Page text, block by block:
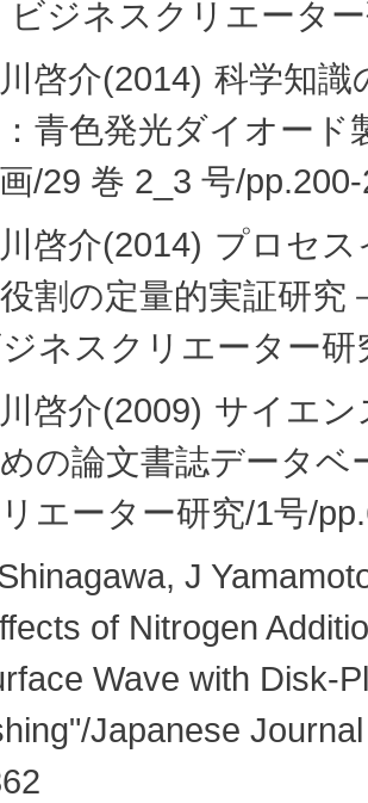
ビジネスクリエータ
啓介(2014) 科学知識
青色発光ダイオー
/29 巻 2_3 号/
啓介(2014) プロセス
割の定量的実証研究
ネスクリエーター研
啓介(2009) サイエン
の論文書誌データ
エーター研究/1号/
J
of Nitrogen
Wave with Disk-
Japanese